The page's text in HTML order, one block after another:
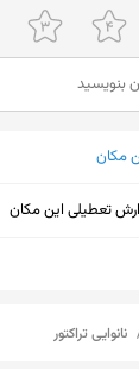
مکان
تعطیلی این مکان
نانوایی تراکتور